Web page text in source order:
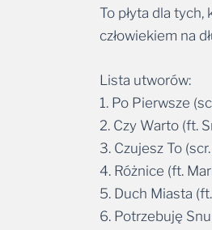
To płyta dla
człowiekiem na
Lista utworów:
1. Po Pierwsze
2. Czy Warto (ft.
3. Czujesz To
4. Różnice (ft.
5. Duch Miasta
6. Potrzebuję